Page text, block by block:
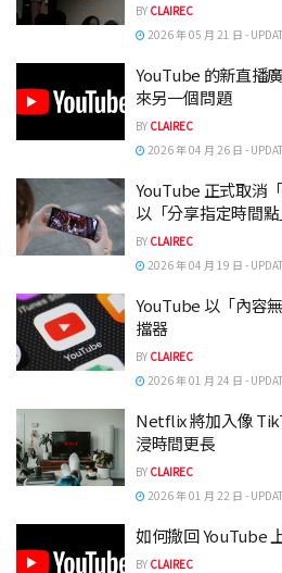
BY CLAIREC
2026 年 05 月 21 日 -
YouTube 的新直播
來另一個問題
BY CLAIREC
2026 年 04 月 26 日 -
YouTube 正式取消
以「分享指定時間
BY CLAIREC
2026 年 04 月 19 日 -
YouTube 以「內容
擋器
BY CLAIREC
2026 年 01 月 24 日 -
Netflix 將加入像
浸時間更長
BY CLAIREC
2026 年 01 月 22 日 -
如何撤回 YouTube
BY CLAIREC